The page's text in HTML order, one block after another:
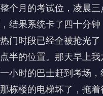
个月的考试位，凌晨三
结果系统卡了四十分
门时段已经全被抢光了
半的位置。那天早上我
小时的巴士赶到考场
栋楼的电梯坏了，拖着